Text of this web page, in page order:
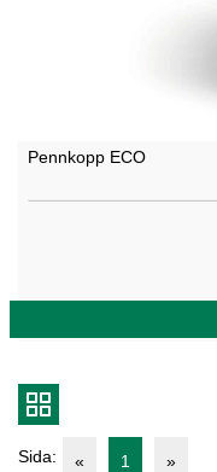
Pennkopp ECO
Sida: « 1 »